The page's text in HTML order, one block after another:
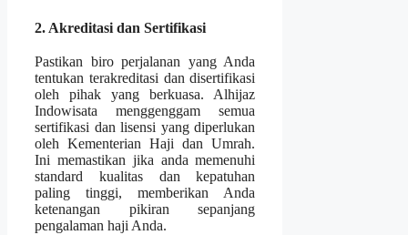
2. Akreditasi dan Sertifikasi
Pastikan biro perjalanan yang Anda
tentukan terakreditasi dan disertifikasi
oleh pihak yang berkuasa. Alhijaz
Indowisata menggenggam semua
sertifikasi dan lisensi yang diperlukan
oleh Kementerian Haji dan Umrah.
Ini memastikan jika anda memenuhi
standard kualitas dan kepatuhan
paling tinggi, memberikan Anda
ketenangan pikiran sepanjang
pengalaman haji Anda.